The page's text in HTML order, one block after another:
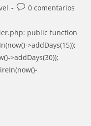
Comentarios
entrada:
0 comentarios
public function
>addDays(15));
>addDays(30));